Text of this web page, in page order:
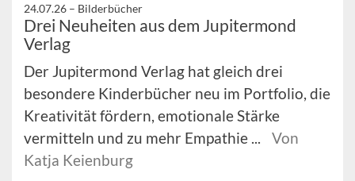
24.07.26 – Bilderbücher
Drei Neuheiten aus dem Jupitermond
Verlag
Der Jupitermond Verlag hat gleich drei
besondere Kinderbücher neu im Portfolio, die
Kreativität fördern, emotionale Stärke
vermitteln und zu mehr Empathie ...
Von
Katja Keienburg